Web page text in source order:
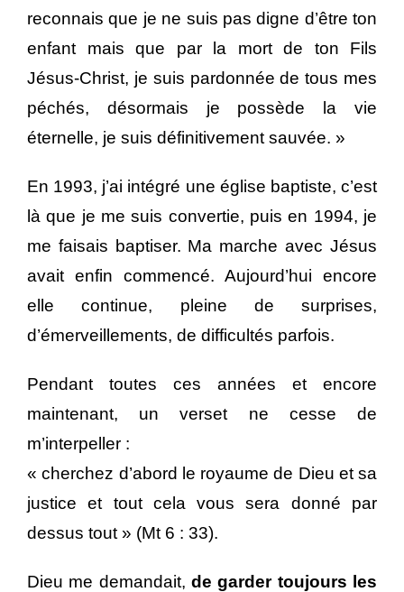
reconnais que je ne suis pas digne d’être ton
enfant mais que par la mort de ton Fils
Jésus-Christ, je suis pardonnée de tous mes
péchés, désormais je possède la vie
éternelle, je suis définitivement sauvée. »
En 1993, j’ai intégré une église baptiste, c’est
là que je me suis convertie, puis en 1994, je
me faisais baptiser. Ma marche avec Jésus
avait enfin commencé. Aujourd’hui encore
elle continue, pleine de surprises,
d’émerveillements, de difficultés parfois.
Pendant toutes ces années et encore
maintenant, un verset ne cesse de
m’interpeller :
« cherchez d’abord le royaume de Dieu et sa
justice et tout cela vous sera donné par
dessus tout » (Mt 6 : 33).
Dieu me demandait, de garder toujours les